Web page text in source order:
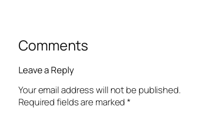
Comments
Leave a Reply
Your email address will not be published.
Required fields are marked*